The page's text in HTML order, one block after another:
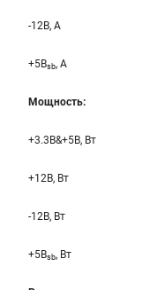
-12B, A
+5Bsb, A
Мощность:
+3.3B&+5B, Вт
+12B, Вт
-12B, Вт
+5Bsb, Вт